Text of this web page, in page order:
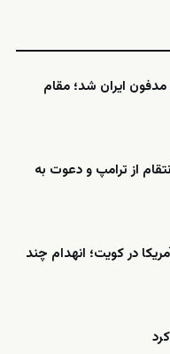
مدفون ایران شد؛ مقام
از ترامپ و دعوت به
در کویت؛ انهدام چند